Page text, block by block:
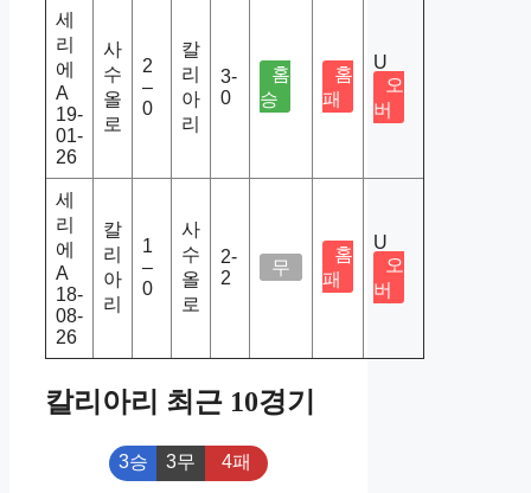
세
리
에
A
19-
01-
26
사
수
올
로
2
–
0
칼
리
아
리
3-
0
홈
승
홈
패
U
오
버
세
리
에
A
18-
08-
26
칼
리
아
리
1
–
0
사
수
올
로
2-
2
무
홈
패
U
오
버
칼리아리 최근 10경기
3승 3무 4패